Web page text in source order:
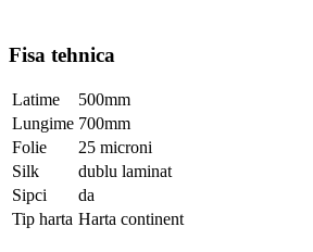
Fisa tehnica
Latime
500mm
Lungime 700mm
Folie
25 microni
Silk
dublu laminat
Sipci
da
Tip harta Harta continent